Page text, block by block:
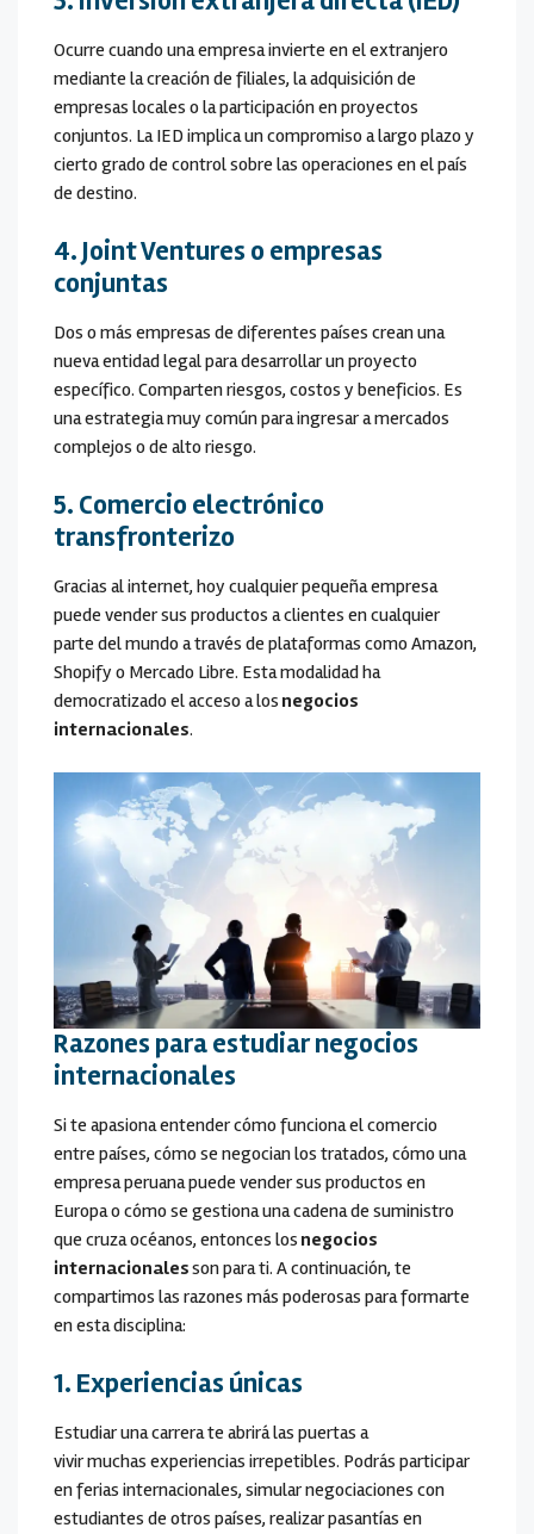
Ocurre cuando una empresa invierte en el extranjero
mediante la creación de filiales, la adquisición de
empresas locales o la participación en proyectos
conjuntos. La IED implica un compromiso a largo plazo y
cierto grado de control sobre las operaciones en el país
de destino.
4. Joint Ventures o empresas
conjuntas
Dos o más empresas de diferentes países crean una
nueva entidad legal para desarrollar un proyecto
específico. Comparten riesgos, costos y beneficios. Es
una estrategia muy común para ingresar a mercados
complejos o de alto riesgo.
5. Comercio electrónico
transfronterizo
Gracias al internet, hoy cualquier pequeña empresa
puede vender sus productos a clientes en cualquier
parte del mundo a través de plataformas como Amazon,
Shopify o Mercado Libre. Esta modalidad ha
democratizado el acceso a los negocios
internacionales.
Razones para estudiar negocios
internacionales
Si te apasiona entender cómo funciona el comercio
entre países, cómo se negocian los tratados, cómo una
empresa peruana puede vender sus productos en
Europa o cómo se gestiona una cadena de suministro
que cruza océanos, entonces los negocios
internacionalesson para ti. A continuación, te
compartimos las razones más poderosas para formarte
en esta disciplina:
1. Experiencias únicas
Estudiar una carrera te abrirá las puertas a
vivir muchas experiencias irrepetibles. Podrás participar
en ferias internacionales, simular negociaciones con
estudiantes de otros países, realizar pasantías en